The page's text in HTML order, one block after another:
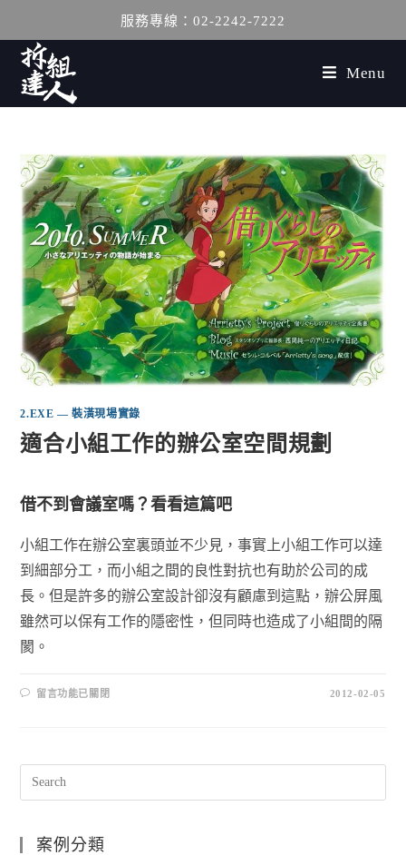
服務專線：02-2242-7222
Menu
2.EXE — 裝潢現場實錄
適合小組工作的辦公室空間規劃
借不到會議室嗎？看看這篇吧
小組工作在辦公室裏頭並不少見，事實上小組工作可以達
到細部分工，而小組之間的良性對抗也有助於公司的成
長。但是許多的辦公室設計卻沒有顧慮到這點，辦公屏風
雖然可以保有工作的隱密性，但同時也造成了小組間的隔
閡。
留言功能已關閉 2012-02-05
案例分類